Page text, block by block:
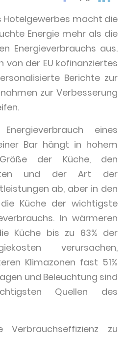
Hotelgewerbes macht die
Energie mehr als die
Energieverbrauchs aus.
von der EU kofinanziertes
Berichte zur
zur Verbesserung
eines
Bar hängt in hohem
der Küche, den
und der Art der
ab, aber in den
Küche der wichtigste
In wärmeren
Küche bis zu 63% der
verursachen,
Klimazonen fast 51%
und Beleuchtung sind
Quellen des
zu